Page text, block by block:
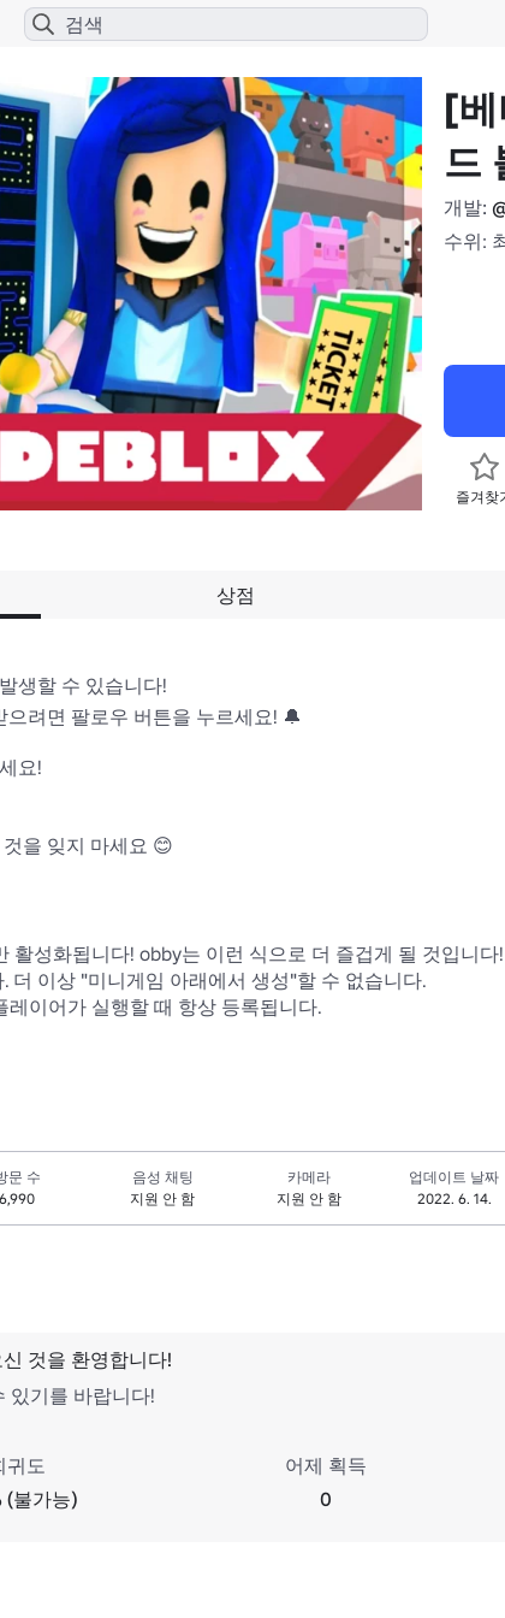
[
드
개발:
수위:
즐겨찾
상점
생할 수 있습니다!
려면 팔로우 버튼을 누르세요! 🔔
요!
을 잊지 마세요 😊
활성화됩니다! obby는 이런 식으로 더 즐겁게 될 것입니다!
더 이상 "미니게임 아래에서 생성"할 수 없습니다.
이어가 실행할 때 항상 등록됩니다.
문 수
6,990
음성 채팅
지원 안 함
카메라
지원 안 함
업데이트 날짜
2022. 6. 14.
것을 환영합니다!
있기를 바랍니다!
귀도
(불가능)
어제 획득
0